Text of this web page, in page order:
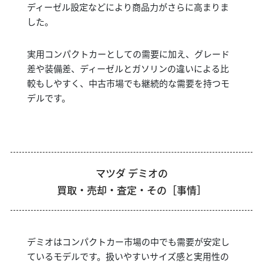
ディーゼル設定などにより商品力がさらに高まりま
した。
実用コンパクトカーとしての需要に加え、グレード
差や装備差、ディーゼルとガソリンの違いによる比
較もしやすく、中古市場でも継続的な需要を持つモ
デルです。
マツダ デミオの
買取・売却・査定・その［事情］
デミオはコンパクトカー市場の中でも需要が安定し
ているモデルです。扱いやすいサイズ感と実用性の